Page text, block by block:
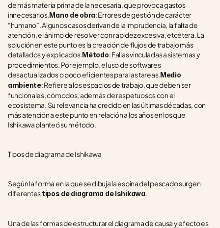
de más materia prima de la necesaria, que provoca gastos
innecesarios.Mano de obra: Errores de gestión de carácter
“humano”. Algunos casos derivan de la imprudencia, la falta de
atención, el ánimo de resolver con rapidez excesiva, etcétera. La
solución en este punto es la creación de flujos de trabajo más
detallados y explicados.Método: Fallas vinculadas a sistemas y
procedimientos. Por ejemplo, el uso de softwares
desactualizados o poco eficientes para las tareas.Medio
ambiente: Refiere a los espacios de trabajo, que deben ser
funcionales, cómodos, además de respetuosos con el
ecosistema. Su relevancia ha crecido en las últimas décadas, con
más atención a este punto en relación a los años en los que
Ishikawa planteó su método.
Tipos de diagrama de Ishikawa
Según la forma en la que se dibuja la espina del pescado surgen
diferentes tipos de diagrama de Ishikawa.
Una de las formas de estructurar el diagrama de causa y efecto es